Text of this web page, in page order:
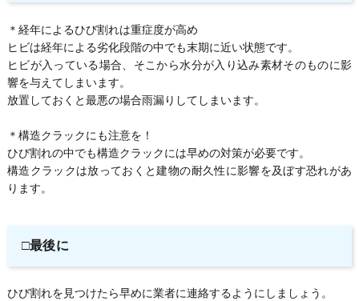
＊経年によるひび割れは重症度が高め
ヒビは経年による劣化段階の中でも末期に近い状態です。
ヒビが入っている場合、そこから水分が入り込み素材そのものに影
響を与えてしまいます。
放置しておくと最悪の場合雨漏りしてしまいます。
＊構造クラックにも注意を！
ひび割れの中でも構造クラックには早めの対策が必要です。
構造クラックは放っておくと建物の耐久性に影響を及ぼす恐れがあ
ります。
□最後に
ひび割れを見つけたら早めに業者に連絡するようにしましょう。